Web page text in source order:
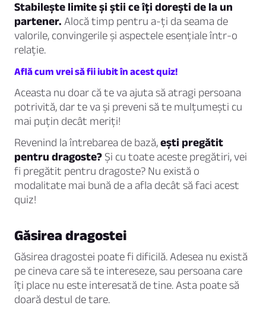
Stabilește limite și știi ce îți dorești de la un
partener. Alocă timp pentru a-ți da seama de
valorile, convingerile și aspectele esențiale într-o
relație.
Află cum vrei să fii iubit în acest quiz!
Aceasta nu doar că te va ajuta să atragi persoana
potrivită, dar te va și preveni să te mulțumești cu
mai puțin decât meriți!
Revenind la întrebarea de bază,ești pregătit
pentru dragoste? Și cu toate aceste pregătiri, vei
fi pregătit pentru dragoste? Nu există o
modalitate mai bună de a afla decât să faci acest
quiz!
Găsirea dragostei
Găsirea dragostei poate fi dificilă. Adesea nu există
pe cineva care să te intereseze, sau persoana care
îți place nu este interesată de tine. Asta poate să
doară destul de tare.